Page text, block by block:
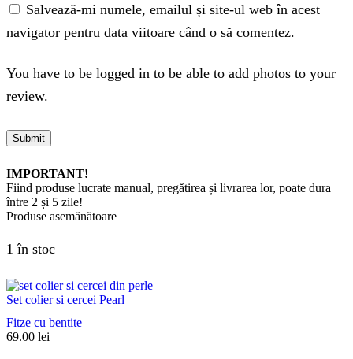
Salvează-mi numele, emailul și site-ul web în acest
navigator pentru data viitoare când o să comentez.
You have to be logged in to be able to add photos to your
review.
IMPORTANT!
Fiind produse lucrate manual, pregătirea și livrarea lor, poate dura
între 2 și 5 zile!
Produse asemănătoare
1 în stoc
Set colier si cercei Pearl
Fitze cu bentite
69.00 lei